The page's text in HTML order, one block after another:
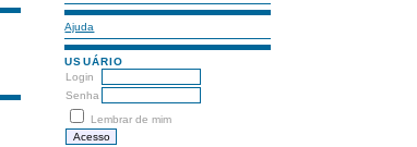
Ajuda
USUÁRIO
Login
Senha
Lembrar de mim